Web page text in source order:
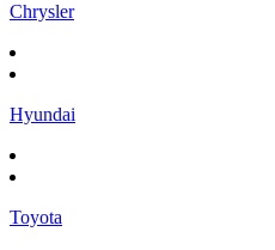
Chrysler
Hyundai
Toyota